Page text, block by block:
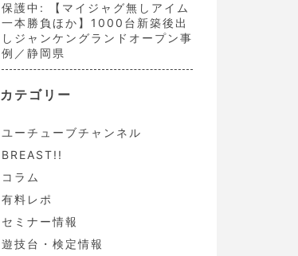
保護中: 【マイジャグ無しアイム
一本勝負ほか】1000台新築後出
しジャンケングランドオープン事
例／静岡県
カテゴリー
ユーチューブチャンネル
BREAST!!
コラム
有料レポ
セミナー情報
遊技台・検定情報